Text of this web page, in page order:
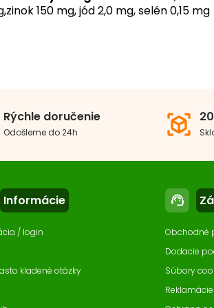
150 mg, jód 2,0 mg, selén 0,15 mg
Rýchle doručenie
Odošleme do 24h view_in_ar
Informácie
/ login
kladené otázky
support_agent
Obchodné
Dodacie
Súbory
Reklamácie